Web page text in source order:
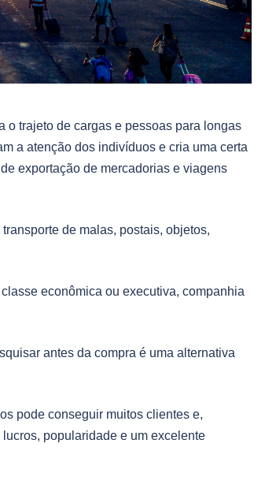
o trajeto de cargas e pessoas para longas
a atenção dos indivíduos e cria uma certa
exportação de mercadorias e viagens
de malas, postais, objetos,
econômica ou executiva, companhia
antes da compra é uma alternativa
pode conseguir muitos clientes e,
popularidade e um excelente